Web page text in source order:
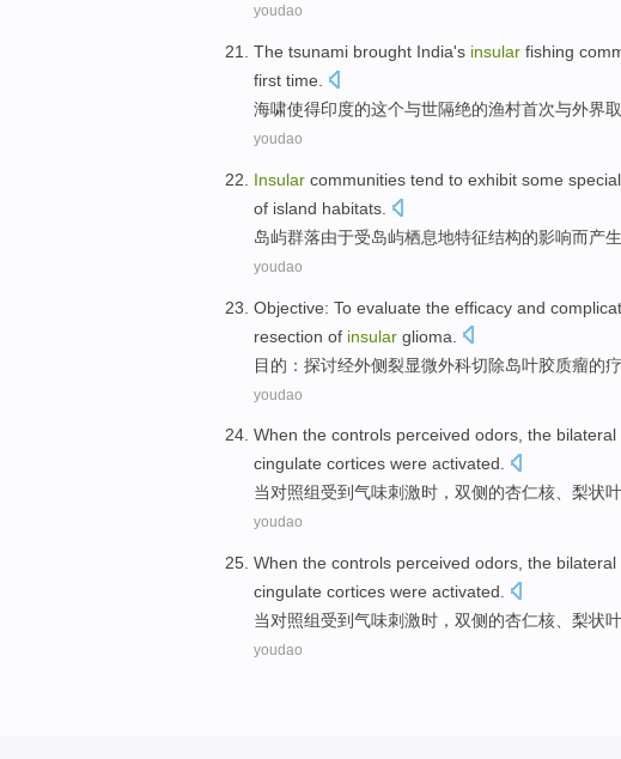
youdao
The tsunami brought India's insular fishing
first time
海啸使得印度的这个与世隔绝的渔村首次与外界
youdao
Insular communities tend to exhibit some special
of island habitats
岛屿群落由于受岛屿栖息地特征结构的影响而产
youdao
Objective: To evaluate the efficacy and
resection of insular glioma
目的 ： 探讨经外侧裂显微外科切除岛叶胶质瘤的
youdao
When the controls perceived odors, the bilateral
cingulate cortices were activated.
当对照组受到气味刺激时， 双侧的杏仁核、 梨状叶
youdao
When the controls perceived odors the bilateral
cingulate cortices were activated
当对照组受到气味刺激时， 双侧的杏仁核 梨状叶
youdao